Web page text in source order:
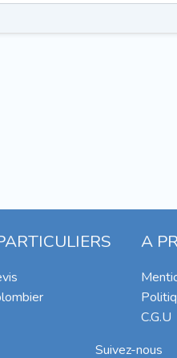
A
C.G.U
Suivez-nous